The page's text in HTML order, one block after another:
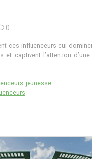
0
ces influenceurs qui
et captivent l’attention d’une
jeunesse